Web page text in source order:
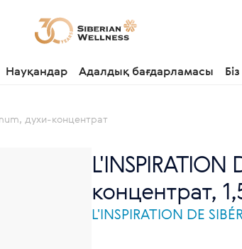
Науқандар Адалдық бағдарламасы
духи-концентрат
концентрат,
L'INSPIRATION DE